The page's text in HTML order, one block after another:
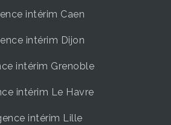
intérim Caen
intérim Dijon
intérim Grenoble
intérim Le Havre
intérim Lille